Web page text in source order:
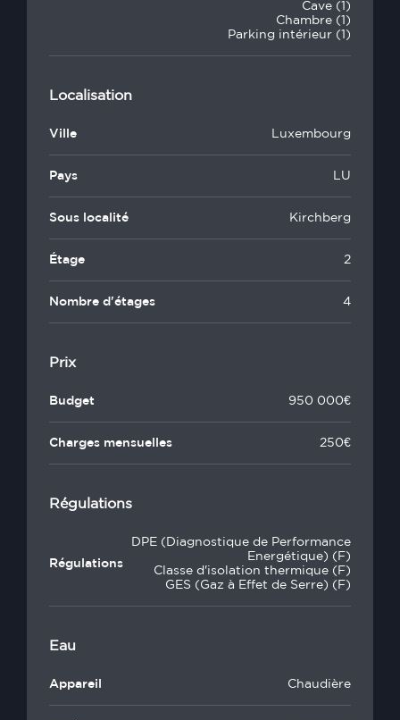
Cave (1)
Chambre (1)
Parking intérieur (1)
Localisation
Ville Luxembourg
Pays LU
Sous localité Kirchberg
Étage 2
Nombre d'étages 4
Prix
Budget 950 000€
Charges mensuelles 250€
Régulations
Régulations
DPE (Diagnostique de Performance
Energétique) (F)
Classe d'isolation thermique (F)
GES (Gaz à Effet de Serre) (F)
Eau
Appareil Chaudière